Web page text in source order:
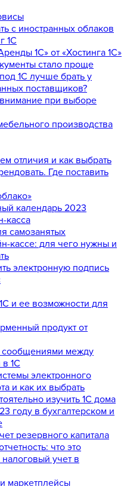
с иностранных облаков
1С
1С» от «Хостинга 1С»
стало проще
1С лучше брать у
поставщиков?
внимание при выборе
производства
отличия и как выбрать
Где поставить
календарь 2023
касса
самозанятых
кассе: для чего нужны и
электронную подпись
и ее возможности для
продукт от
сообщениями между
1С
электронного
и как их выбрать
изучить 1С дома
году в бухгалтерском и
резервного капитала
что это
налоговый учет в
маркетплейсы